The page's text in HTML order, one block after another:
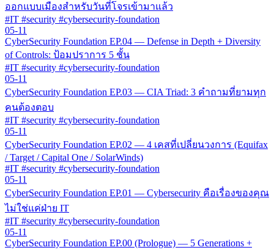
ออกแบบเมืองสำหรับวันที่โจรเข้ามาแล้ว
#IT #security #cybersecurity-foundation
05-11
CyberSecurity Foundation EP.04 — Defense in Depth + Diversity
of Controls: ป้อมปราการ 5 ชั้น
#IT #security #cybersecurity-foundation
05-11
CyberSecurity Foundation EP.03 — CIA Triad: 3 คำถามที่ยามทุก
คนต้องตอบ
#IT #security #cybersecurity-foundation
05-11
CyberSecurity Foundation EP.02 — 4 เคสที่เปลี่ยนวงการ (Equifax
/ Target / Capital One / SolarWinds)
#IT #security #cybersecurity-foundation
05-11
CyberSecurity Foundation EP.01 — Cybersecurity คือเรื่องของคุณ
ไม่ใช่แค่ฝ่าย IT
#IT #security #cybersecurity-foundation
05-11
CyberSecurity Foundation EP.00 (Prologue) — 5 Generations +